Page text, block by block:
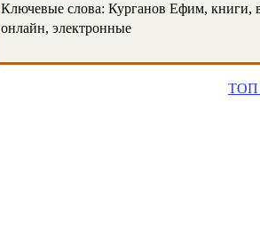
Ключевые слова: Курганов Ефим, книги,
онлайн, электронные
ТОП